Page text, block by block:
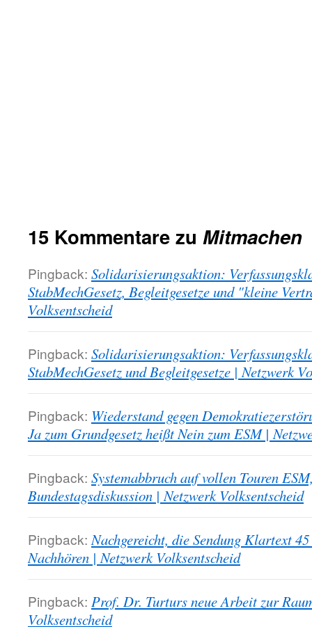
15 Kommentare zu Mitmachen
Pingback: Solidarisierungsaktion:
StabMechGesetz, Begleitgesetze und "kleine
Volksentscheid
Pingback: Solidarisierungsaktion:
StabMechGesetz und Begleitgesetze | Netzwerk
Pingback: Wiederstand gegen
Ja zum Grundgesetz heißt Nein zum ESM |
Pingback: Systemabbruch auf vollen Touren
Bundestagsdiskussion | Netzwerk Volksentscheid
Pingback: Nachgereicht, die Sendung Klartext
Nachhören | Netzwerk Volksentscheid
Pingback: Prof. Dr. Turturs neue Arbeit zur
Volksentscheid